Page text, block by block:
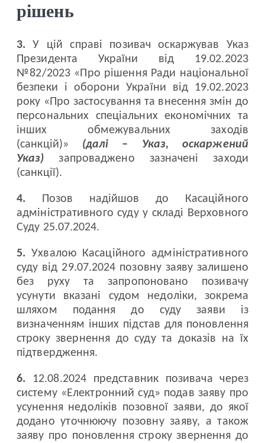
рішень
3.У цій справі позивач оскаржував Указ
Президента України від 19.02.2023
№82/2023 «Про рішення Ради національної
безпеки і оборони України від 19.02.2023
року «Про застосування та внесення змін до
персональних спеціальних економічних та
інших обмежувальних заходів
(санкцій)» (далі – Указ, оскаржений
Указ)запроваджено зазначені заходи
(санкції).
4. Позов надійшов до Касаційного
адміністративного суду у складі Верховного
Суду 25.07.2024.
5. Ухвалою Касаційного адміністративного
суду від 29.07.2024 позовну заяву залишено
без руху та запропоновано позивачу
усунути вказані судом недоліки, зокрема
шляхом подання до суду заяви із
визначенням інших підстав для поновлення
строку звернення до суду та доказів на їх
підтвердження.
6. 12.08.2024 представник позивача через
систему «Електронний суд» подав заяву про
усунення недоліків позовної заяви, до якої
додано уточнюючу позовну заяву, а також
заяву про поновлення строку звернення до